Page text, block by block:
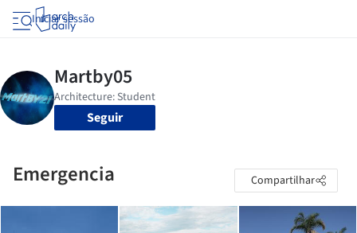
Iniciar sessão
Seguir
Emergencia Compartilhar